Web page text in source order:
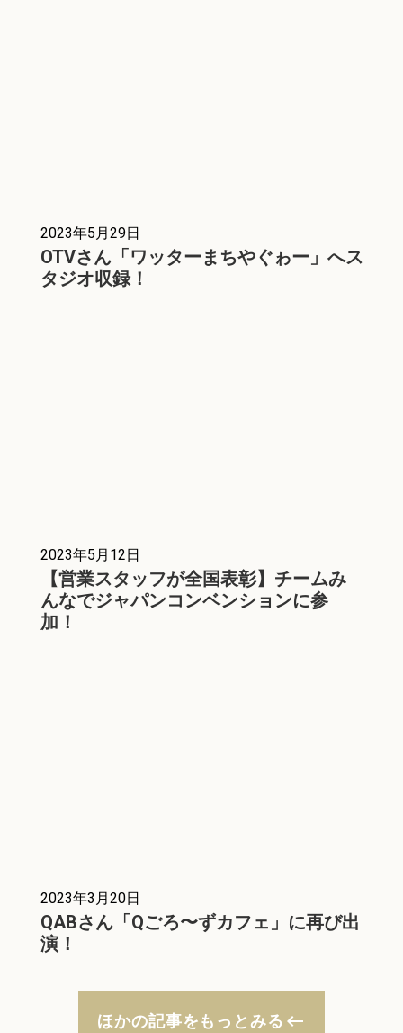
2023年5月29日
OTVさん「ワッターまちやぐゎー」へス
タジオ収録！
2023年5月12日
【営業スタッフが全国表彰】チームみ
んなでジャパンコンベンションに参
加！
2023年3月20日
QABさん「Qごろ〜ずカフェ」に再び出
演！
ほかの記事をもっとみる keyboard_backspace